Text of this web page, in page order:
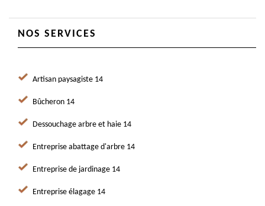
NOS SERVICES
Artisan paysagiste 14
Bûcheron 14
Dessouchage arbre et haie 14
Entreprise abattage d'arbre 14
Entreprise de jardinage 14
Entreprise élagage 14